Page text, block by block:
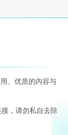
、优质的内容与
，请勿私自去除